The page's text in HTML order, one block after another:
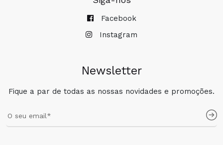
Facebook
Instagram
Newsletter
Fique a par de todas as nossas novidades e promoções.